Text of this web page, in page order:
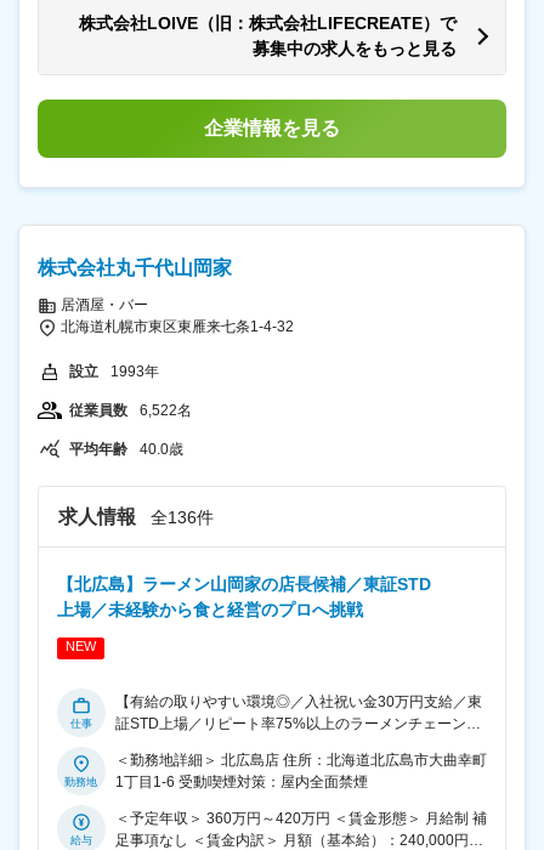
分を愛し、輝く女性を創る」ことをミッションとする企
業です。全国160店舗以上の女性専用フィットネススタ
ジオを展開し、多くの女性たちに支持されています。私
が輝くための環境を提供しています。 2025年4月東証グ
ロース市場に上場。働く社員の99％が女性で、「自分自
も順調に増加しており、売上の増加にも直結。 今後は国
更の範囲：会社の定める業務
き、勤怠管理、入退社手続き、雇用契約管理、法改正対
応、就業規則や各種協定届の作成・更新、労務相談対
応、衛生管理・衛生委員会の運営、健康診断の実施など
です。チーム体制で業務を分担し、得意領域に応じて業
務をお任せします。店舗増加に伴い社員数も増えてお
り、日々のオペレーションだけでなく、労務課題の解決
や業務改善にも積極的に携われます。 ■扱うサービス 女
性専用フィットネススタジオ（ホットヨガ・ピラティ
ス・サーフエクササイズ・グループ筋トレ・ストレッチ
上に寄与しています。 ■組織構成 東京・札幌2拠点で運
名、アルバイト3名体制です。 ■業務の魅力 成長期の企
って活躍できる環境整備に貢献できます。業務改善や新
たな仕組みづくりにも挑戦でき、労務のプロとして成長
必要に応じた研修でスキルアップをサポートします。 ■
就業環境 週2回までのリモート勤務や柔軟な休暇制度、
しやすい環境です。 ■想定されるキャリアパス 将来的に
割へのステップアップも可能です。 ■企業の特徴/魅力
「人生を、愛そう。」を理念に掲げ、女性の活躍を推進
変更の範囲：会社の定める業務
20,000円 固定残業手当/月：28,700円～34,000円（固定
残業時間16時間0分/月） 超過した時間外労働の残業手当
賞与含む：年2回春夏合計で基本給1.5か月分。勤続1年
後より支給対象。 賃金はあくまでも目安の金額であり、
株式会社LOIVE（旧：株式会社LIFECREATE）で
募集中の求人をもっと見る
企業情報を見る
株式会社丸千代山岡家
居酒屋・バー
北海道札幌市東区東雁来七条1-4-32
設立 1993年
従業員数 6,522名
平均年齢 40.0歳
求人情報 全136件
【北広島】ラーメン山岡家の店長候補／東証STD
上場／未経験から食と経営のプロへ挑戦
NEW
【有給の取りやすい環境◎／入社祝い金30万円支給／東
証STD上場／リピート率75%以上のラーメンチェーン／
容： 人気ブランド「ラーメン山岡家」の店長候補とし
て、店舗運営全般を担当いただきます。未経験歓迎！自
動車整備士や運送業など異業種出身者も現在店長として
活躍中です。 ■業務詳細： ・調理、食材・備品の管理、
＜勤務地詳細＞ 北広島店 住所：北海道北広島市大曲幸町
1丁目1-6 受動喫煙対策：屋内全面禁煙
＜予定年収＞ 360万円～420万円 ＜賃金形態＞ 月給制 補
足事項なし ＜賃金内訳＞ 月額（基本給）：240,000円～